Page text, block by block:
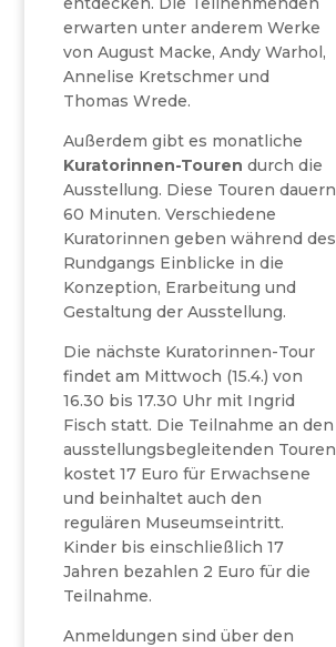
erwarten unter anderem Werke
von August Macke, Andy Warhol,
Annelise Kretschmer und
Thomas Wrede.
Außerdem gibt es monatliche
Kuratorinnen-Touren durch die
Ausstellung. Diese Touren dauern
60 Minuten. Verschiedene
Kuratorinnen geben während des
Rundgangs Einblicke in die
Konzeption, Erarbeitung und
Gestaltung der Ausstellung.
Die nächste Kuratorinnen-Tour
findet am Mittwoch (15.4.) von
16.30 bis 17.30 Uhr mit Ingrid
Fisch statt. Die Teilnahme an den
ausstellungsbegleitenden Touren
kostet 17 Euro für Erwachsene
und beinhaltet auch den
regulären Museumseintritt.
Kinder bis einschließlich 17
Jahren bezahlen 2 Euro für die
Teilnahme.
Anmeldungen sind über den